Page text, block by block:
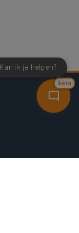
bèta
Kan ik je helpen?